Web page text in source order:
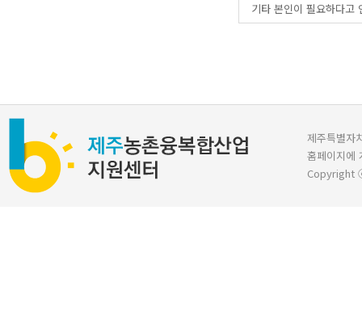
기타 본인이 필요하다고
제주특별자
홈페이지에
Copyright